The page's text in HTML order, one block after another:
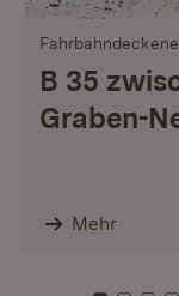
B 35
Graben-
Mehr